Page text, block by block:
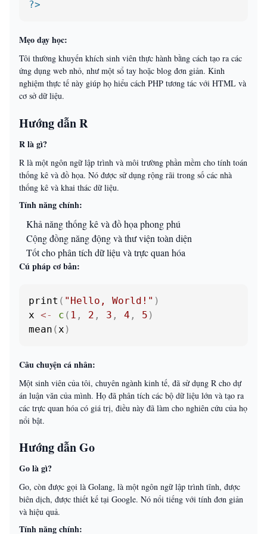
?>
Mẹo dạy học:
Tôi thường khuyến khích sinh viên thực hành bằng cách tạo ra các
ứng dụng web nhỏ, như một sổ tay hoặc blog đơn giản. Kinh
nghiệm thực tế này giúp họ hiểu cách PHP tương tác với HTML và
cơ sở dữ liệu.
Hướng dẫn R
R là gì?
R là một ngôn ngữ lập trình và môi trường phần mềm cho tính toán
thống kê và đồ họa. Nó được sử dụng rộng rãi trong số các nhà
thống kê và khai thác dữ liệu.
Tính năng chính:
Khả năng thống kê và đồ họa phong phú
Cộng đồng năng động và thư viện toàn diện
Tốt cho phân tích dữ liệu và trực quan hóa
Cú pháp cơ bản:
print ( "Hello, World!" )
x <- c ( 1 , 2 , 3 , 4 , 5 )
mean ( x )
Câu chuyện cá nhân:
Một sinh viên của tôi, chuyên ngành kinh tế, đã sử dụng R cho dự
án luận văn của mình. Họ đã phân tích các bộ dữ liệu lớn và tạo ra
các trực quan hóa có giá trị, điều này đã làm cho nghiên cứu của họ
nổi bật.
Hướng dẫn Go
Go là gì?
Go, còn được gọi là Golang, là một ngôn ngữ lập trình tĩnh, được
biên dịch, được thiết kế tại Google. Nó nổi tiếng với tính đơn giản
và hiệu quả.
Tính năng chính: